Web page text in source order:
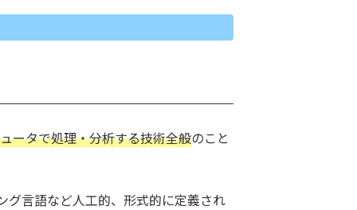
ータで処理・分析する技術全般のこと
グ言語など人工的、形式的に定義され